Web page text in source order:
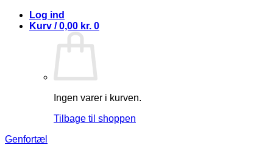
Log ind
Kurv /0,00 kr. 0
Ingen varer i kurven.
Tilbage til shoppen
Genfortæl